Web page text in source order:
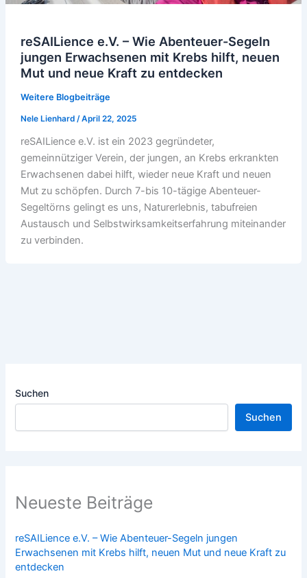
reSAILience e.V. – Wie Abenteuer-Segeln
jungen Erwachsenen mit Krebs hilft, neuen
Mut und neue Kraft zu entdecken
Weitere Blogbeiträge
Nele Lienhard /April 22, 2025
reSAILience e.V. ist ein 2023 gegründeter,
gemeinnütziger Verein, der jungen, an Krebs erkrankten
Erwachsenen dabei hilft, wieder neue Kraft und neuen
Mut zu schöpfen. Durch 7-bis 10-tägige Abenteuer-
Segeltörns gelingt es uns, Naturerlebnis, tabufreien
Austausch und Selbstwirksamkeitserfahrung miteinander
zu verbinden.
Suchen
Suchen
Neueste Beiträge
reSAILience e.V. – Wie Abenteuer-Segeln jungen
Erwachsenen mit Krebs hilft, neuen Mut und neue Kraft zu
entdecken